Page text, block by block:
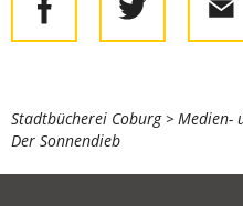
Sie
befinden
Stadtbücherei Coburg
Medien-
Der Sonnendieb